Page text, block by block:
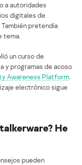
a autoridades
digitales de
pretendía
tema.
un curso de
y programas de acoso
Awareness Platform.
electrónico sigue
He
pueden